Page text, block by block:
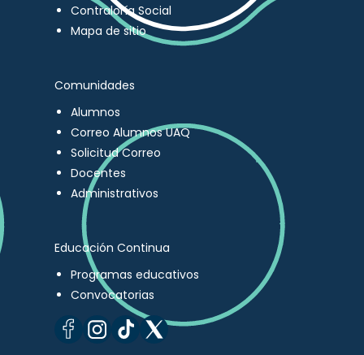
Contraloría Social
Mapa de sitio
Comunidades
Alumnos
Correo Alumnos UAQ
Solicitud Correo
Docentes
Administrativos
Educación Continua
Programas educativos
Convocatorias